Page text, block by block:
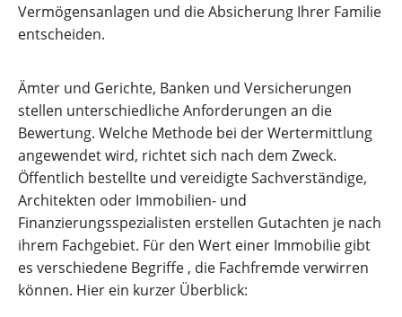
Vermögensanlagen und die Absicherung Ihrer Familie
entscheiden.
Ämter und Gerichte, Banken und Versicherungen
stellen unterschiedliche Anforderungen an die
Bewertung. Welche Methode bei der Wertermittlung
angewendet wird, richtet sich nach dem Zweck.
Öffentlich bestellte und vereidigte Sachverständige,
Architekten oder Immobilien- und
Finanzierungsspezialisten erstellen Gutachten je nach
ihrem Fachgebiet. Für den Wert einer Immobilie gibt
es verschiedene Begriffe , die Fachfremde verwirren
können. Hier ein kurzer Überblick: